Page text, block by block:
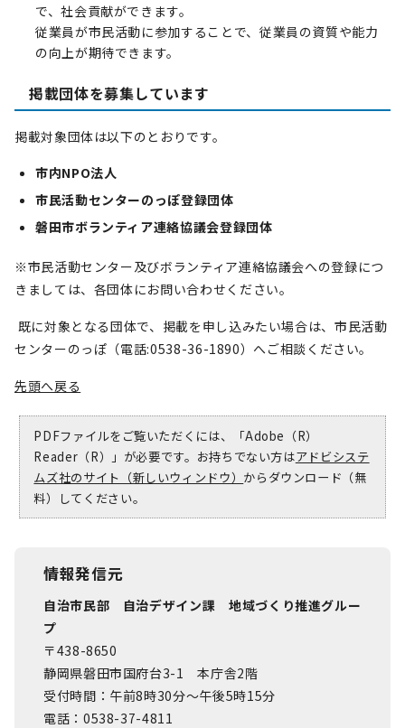
で、社会貢献ができます。
従業員が市民活動に参加することで、従業員の資質や能力
の向上が期待できます。
掲載団体を募集しています
掲載対象団体は以下のとおりです。
市内NPO法人
市民活動センターのっぽ登録団体
磐田市ボランティア連絡協議会登録団体
※市民活動センター及びボランティア連絡協議会への登録につ
きましては、各団体にお問い合わせください。
既に対象となる団体で、掲載を申し込みたい場合は、市民活動
センターのっぽ（電話:0538-36-1890）へご相談ください。
先頭へ戻る
PDFファイルをご覧いただくには、「Adobe（R）
Reader（R）」が必要です。お持ちでない方はアドビシステ
ムズ社のサイト（新しいウィンドウ） からダウンロード（無
料）してください。
情報発信元
自治市民部 自治デザイン課 地域づくり推進グルー
プ
〒438-8650
静岡県磐田市国府台3-1 本庁舎2階
受付時間：午前8時30分～午後5時15分
電話：0538-37-4811